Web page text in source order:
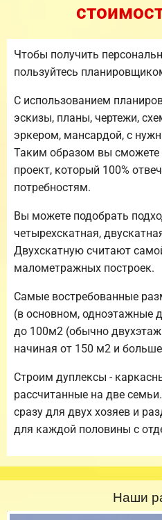
Чтобы получить
пользуйтесь
С использованием
эскизы, планы, чертежи,
эркером, мансардой, с
Таким образом вы сможете
проект, который 100%
потребностям.
Вы можете подобрать
четырехскатная,
Двухскатную считают
малометражных построек.
Самые востребованные
(в основном, одноэтажные
до 100м2 (обычно
начиная от 150 м2 и
Строим дуплексы -
рассчитанные на две
сразу для двух хозяев и
для каждой половины с
Наши